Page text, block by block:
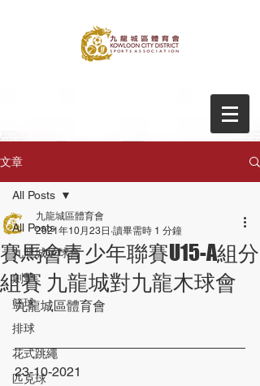
文章
All Posts
九龍城足球會
劍擊
籃球
排球
花式跳繩
匹克球
All Posts
賽馬會青少年聯賽U15-A組分
組賽 九龍城對九龍木球會
九龍城區體育會
2021年10月23日 讀畢需時 1 分鐘
九龍城區體育會
23-10-2021